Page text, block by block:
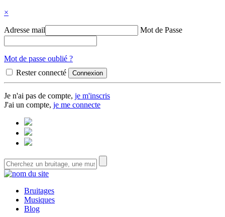
×
Adresse mail Mot de Passe
Mot de passe oublié ?
Rester connecté
Je n'ai pas de compte, je m'inscris
J'ai un compte, je me connecte
Bruitages
Musiques
Blog